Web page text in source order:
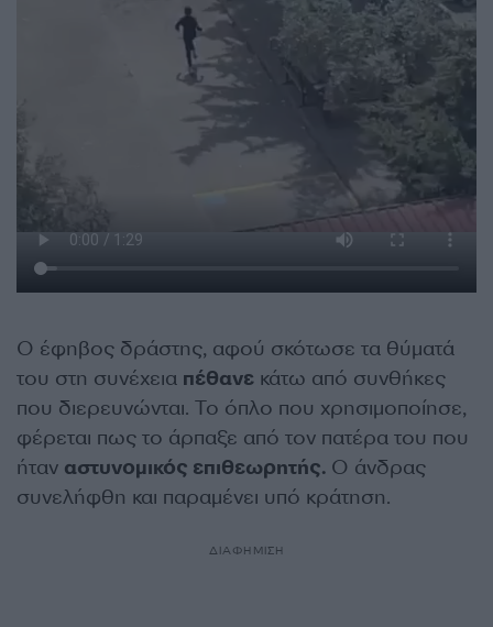
Ο έφηβος δράστης, αφού σκότωσε τα θύματά
του στη συνέχεια πέθανε κάτω από συνθήκες
που διερευνώνται. Το όπλο που χρησιμοποίησε,
φέρεται πως το άρπαξε από τον πατέρα του που
ήταν αστυνομικός επιθεωρητής. Ο άνδρας
συνελήφθη και παραμένει υπό κράτηση.
ΔΙΑΦΗΜΙΣΗ